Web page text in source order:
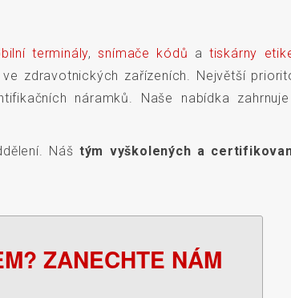
terminály,snímače kódů a tiskárny
zdravotnických zařízeních. Největší
náramků. Naše nabídka
Náš tým vyškolených a